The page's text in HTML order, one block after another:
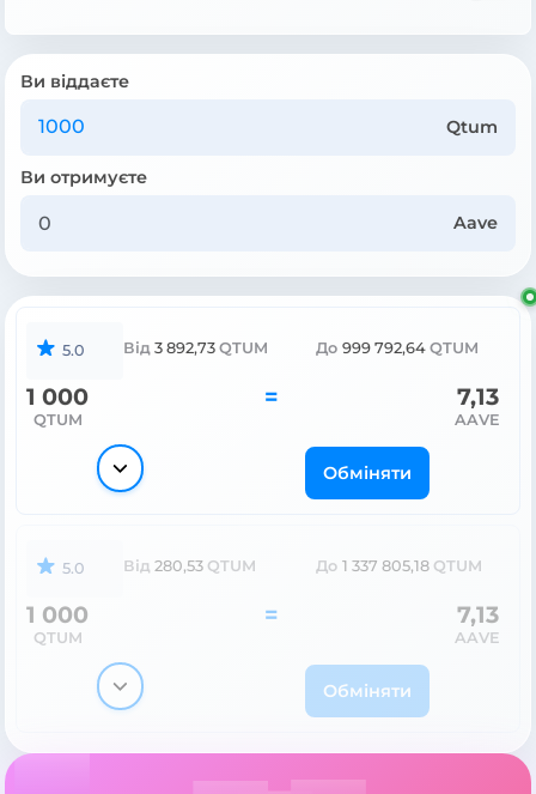
Ви віддаєте
Qtum
Ви отримуєте
Aave
5.0 Від 3 892,73 QTUM До 999 792,64 QTUM
1 000
QTUM
= 7,13
AAVE
Обміняти
5.0 Від 280,53 QTUM До 1 337 805,18 QTUM
1 000
QTUM
= 7,13
AAVE
Обміняти